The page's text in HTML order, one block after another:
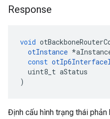
Response
void
otInstance *
const
uint8_t aStatus
)
Định cấu hình trạng thái